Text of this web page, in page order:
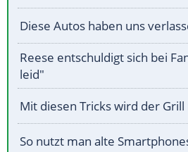
Diese Autos haben uns
Reese entschuldigt sich bei
leid"
Mit diesen Tricks wird der
So nutzt man alte